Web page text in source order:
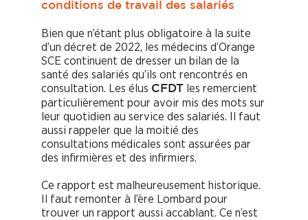
conditions de travail des salariés
Bien que n’étant plus obligatoire à la suite
d’un décret de 2022, les médecins d’Orange
SCE continuent de dresser un bilan de la
santé des salariés qu’ils ont rencontrés en
consultation. Les élus CFDT
les remercient
particulièrement pour avoir mis des mots sur
leur quotidien au service des salariés. Il faut
aussi rappeler que la moitié des
consultations médicales sont assurées par
des infirmières et des infirmiers.
Ce rapport est malheureusement historique.
Il faut remonter à l’ère Lombard pour
trouver un rapport aussi accablant. Ce n’est